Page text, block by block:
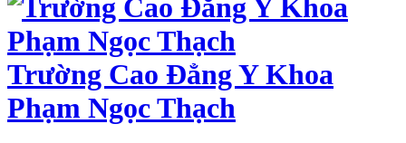
Trường Cao Đẳng Y Khoa
Phạm Ngọc Thạch